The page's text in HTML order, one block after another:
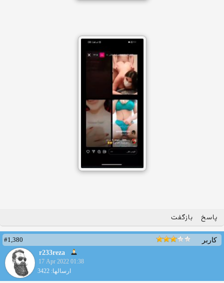
پاسخ بازگفت
کاربر
#1,380
r233reza
17 Apr 2022 01:38
ارسالها: 3422